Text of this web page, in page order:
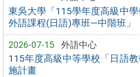
東吳大學「115學年度高級中
外語課程(日語)專班—中階班」
2026-07-15 外語中心
115年度高級中等學校「日語
施計畫